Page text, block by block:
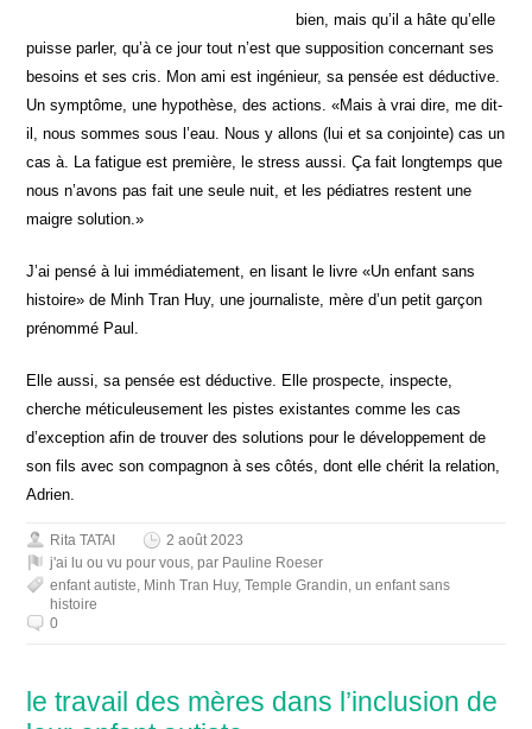
bien, mais qu’il a hâte qu’elle
puisse parler, qu’à ce jour tout n’est que supposition concernant ses
besoins et ses cris. Mon ami est ingénieur, sa pensée est déductive.
Un symptôme, une hypothèse, des actions. «Mais à vrai dire, me dit-
il, nous sommes sous l’eau. Nous y allons (lui et sa conjointe) cas un
cas à. La fatigue est première, le stress aussi. Ça fait longtemps que
nous n’avons pas fait une seule nuit, et les pédiatres restent une
maigre solution.»
J’ai pensé à lui immédiatement, en lisant le livre «Un enfant sans
histoire» de Minh Tran Huy, une journaliste, mère d’un petit garçon
prénommé Paul.
Elle aussi, sa pensée est déductive. Elle prospecte, inspecte,
cherche méticuleusement les pistes existantes comme les cas
d’exception afin de trouver des solutions pour le développement de
son fils avec son compagnon à ses côtés, dont elle chérit la relation,
Adrien.
Rita TATAI
2 août 2023
j'ai lu ou vu pour vous,par Pauline Roeser
enfant autiste, Minh Tran Huy,Temple Grandin,un enfant sans
histoire
0
le travail des mères dans l’inclusion de